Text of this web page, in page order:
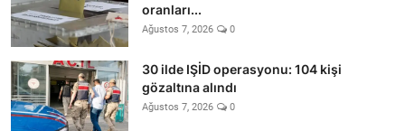
oranları...
Ağustos 7, 2026 0
30 ilde IŞİD operasyonu: 104 kişi
gözaltına alındı
Ağustos 7, 2026 0